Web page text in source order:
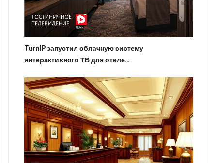
TurnIP запустил облачную систему
интерактивного ТВ для отеле…